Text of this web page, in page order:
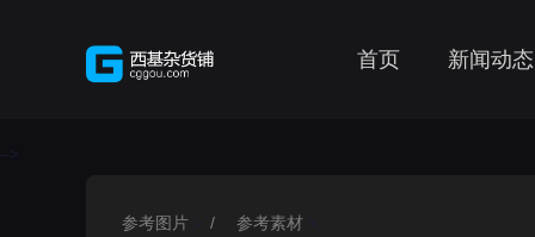
首页 新闻动态
-->
参考图片 / 参考素材